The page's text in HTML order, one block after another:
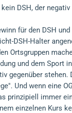
DSH, der
für den DSH
DSH-Halter
Ortsgruppen
und dem Sport
gegenüber stehen.
Und wenn eine
prinzipiell immer
einzelnen Kurs